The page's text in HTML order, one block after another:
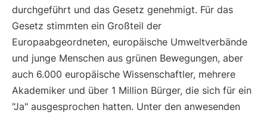
durchgeführt und das Gesetz genehmigt. Für das
Gesetz stimmten ein Großteil der
Europaabgeordneten, europäische Umweltverbände
und junge Menschen aus grünen Bewegungen, aber
auch 6.000 europäische Wissenschaftler, mehrere
Akademiker und über 1 Million Bürger, die sich für ein
"Ja" ausgesprochen hatten. Unter den anwesenden